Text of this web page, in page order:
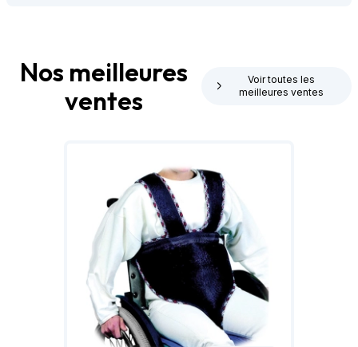
Nos meilleures
ventes
Voir toutes les
meilleures ventes